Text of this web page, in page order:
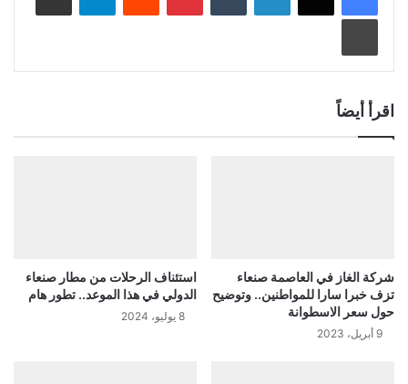
اقرأ أيضاً
شركة الغاز في العاصمة صنعاء
تزف خبرا سارا للمواطنين.. وتوضيح
حول سعر الاسطوانة
9 أبريل، 2023
استئناف الرحلات من مطار صنعاء
الدولي في هذا الموعد.. تطور هام
8 يوليو، 2024